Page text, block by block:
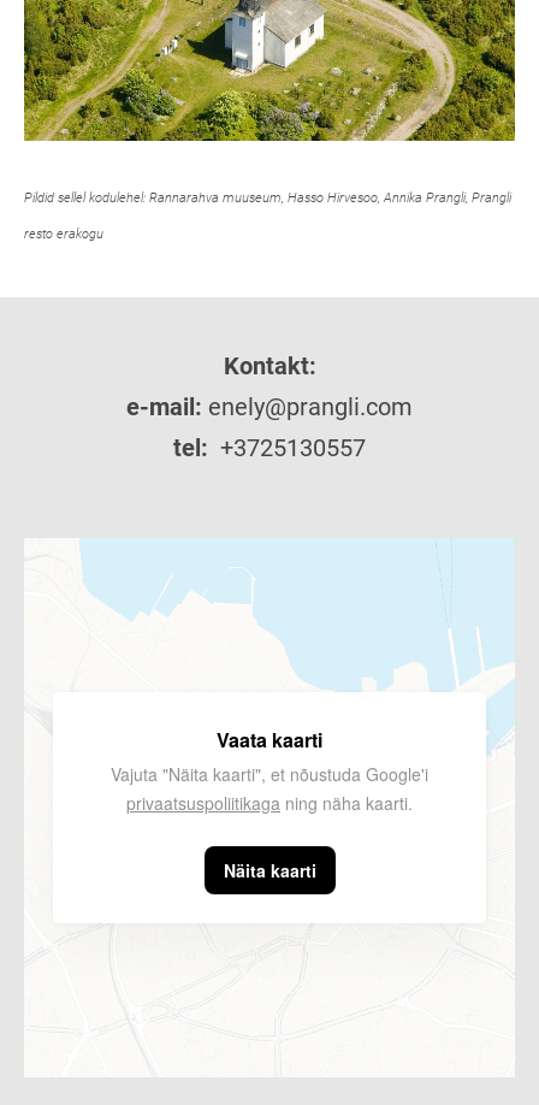
Pildid sellel kodulehel: Rannarahva muuseum, Hasso Hirvesoo, Annika Prangli, Prangli
resto erakogu
Kontakt:
e-mail: enely@prangli.com
tel: +3725130557
Vaata kaarti
Vajuta "Näita kaarti", et nõustuda Google'i
privaatsuspoliitikaga ning näha kaarti.
Näita kaarti